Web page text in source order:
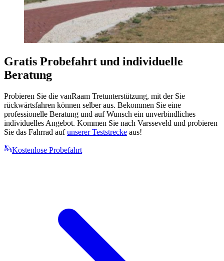
Gratis Probefahrt und individuelle
Beratung
Probieren Sie die vanRaam Tretunterstützung, mit der Sie
rückwärtsfahren können selber aus. Bekommen Sie eine
professionelle Beratung und auf Wunsch ein unverbindliches
individuelles Angebot. Kommen Sie nach Varsseveld und probieren
Sie das Fahrrad aufunserer Teststrecke aus!
Kostenlose Probefahrt